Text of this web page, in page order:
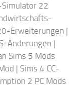
22
Erweiterungen |
Änderungen |
Sims 5 Mods
| Sims 4 CC-
2 PC Mods